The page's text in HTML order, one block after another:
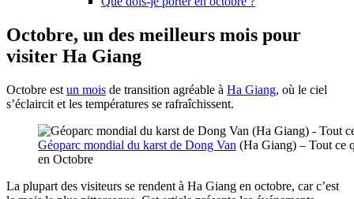
Octobre, un des meilleurs mois pour
visiter Ha Giang
Octobre est un mois de transition agréable à Ha Giang, où le ciel
s’éclaircit et les températures se rafraîchissent.
Géoparc mondial du karst de Dong Van (Ha Giang) – Tout ce
en Octobre
La plupart des visiteurs se rendent à Ha Giang en octobre, car c’est